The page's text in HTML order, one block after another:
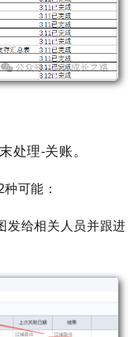
处理-关账。
可能：
发给相关人员并跟进